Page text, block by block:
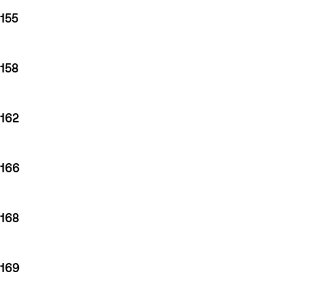
155
158
162
166
168
169